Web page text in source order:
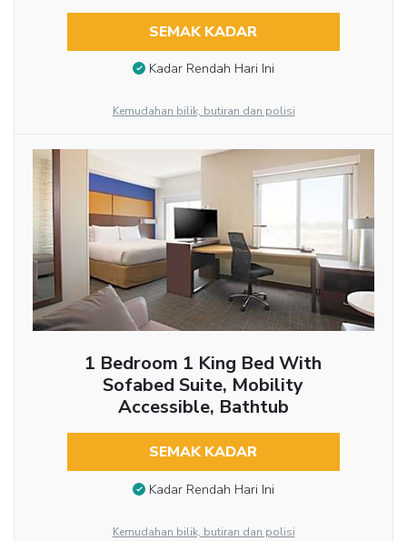
SEMAK KADAR
Kadar Rendah Hari Ini
Kemudahan bilik, butiran dan polisi
1 Bedroom 1 King Bed With
Sofabed Suite, Mobility
Accessible, Bathtub
SEMAK KADAR
Kadar Rendah Hari Ini
Kemudahan bilik, butiran dan polisi